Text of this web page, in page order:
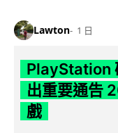
Lawton 1 日
PlayStation
出重要通告
戲